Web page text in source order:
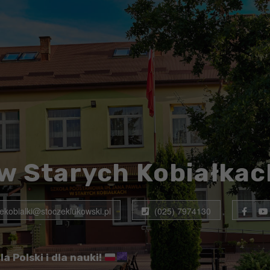
Starych
(025) 7974130
Polski i dla nauki!